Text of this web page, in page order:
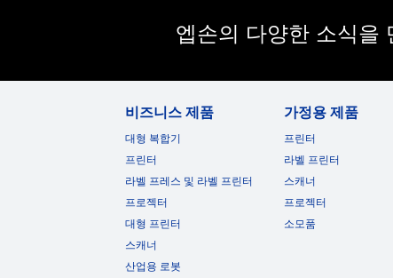
엡손의 다양한 소식을
비즈니스 제품
대형 복합기
프린터
라벨 프레스 및 라벨 프린터
프로젝터
대형 프린터
스캐너
산업용 로봇
가정용 제품
프린터
라벨 프린터
스캐너
프로젝터
소모품